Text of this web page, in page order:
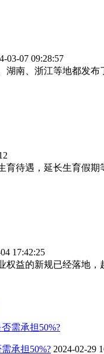
03-07 09:28:57
湖南、浙江等地都发
待遇，延长生育假
17:42:25
权益的新规已经落地
承担50%? 2024-02-29